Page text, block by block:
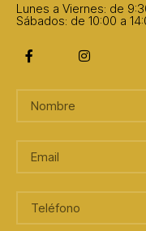
Lunes a Viernes: de
Sábados: de 10:00 a